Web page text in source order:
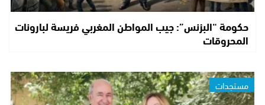
حكومة “البزنس”: جيب المواطن المغربي فريسة لبارونات
المحروقات
مستجدات